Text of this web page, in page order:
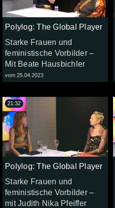
Polylog: The Global Player
Starke Frauen und
feministische Vorbilder –
Mit Beate Hausbichler
vom 25.04.2023
Polylog: The Global Player
Starke Frauen und
feministische Vorbilder –
mit Judith Nika Pfeiffer
21:32